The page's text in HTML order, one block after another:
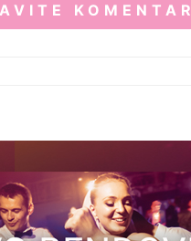
KOMENTAR